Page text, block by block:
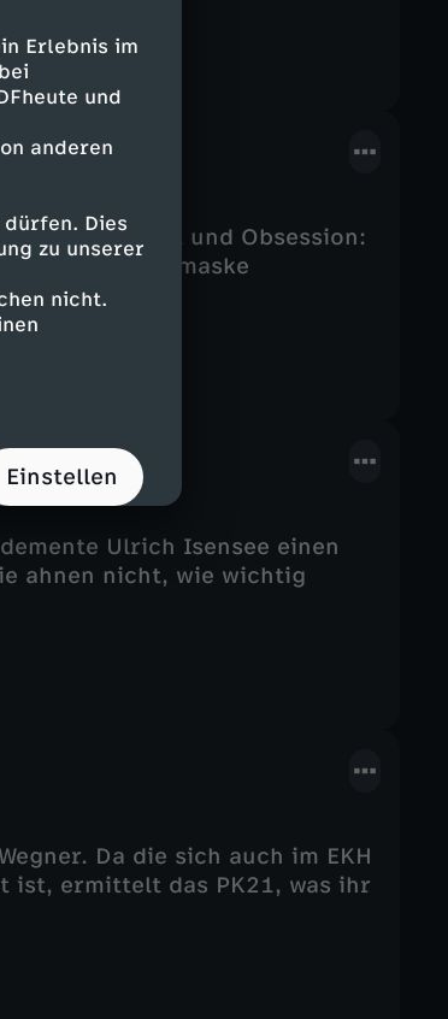
Erlebnis im
und
anderen
Dies
zu unserer
nicht.
Einstellen
Leidenschaft und Obsession:
mit Clownsmaske
Ulrich Isensee einen
ahnen nicht, wie wichtig
Da die sich auch im EKH
ist, ermittelt das PK21, was ihr